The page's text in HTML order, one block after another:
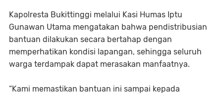
Kapolresta Bukittinggi melalui Kasi Humas Iptu
Gunawan Utama mengatakan bahwa pendistribusian
bantuan dilakukan secara bertahap dengan
memperhatikan kondisi lapangan, sehingga seluruh
warga terdampak dapat merasakan manfaatnya.
“Kami memastikan bantuan ini sampai kepada